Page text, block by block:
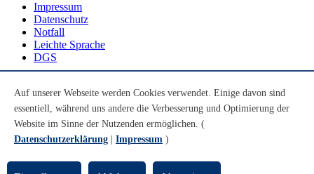
Impressum
Datenschutz
Notfall
Leichte Sprache
DGS
Youtube
Instagram
LinkedIn
Auf unserer Webseite werden Cookies verwendet. Einige davon sind
essentiell, während uns andere die Verbesserung und Optimierung der
Website im Sinne der Nutzenden ermöglichen. (
Datenschutzerklärung
Impressum )